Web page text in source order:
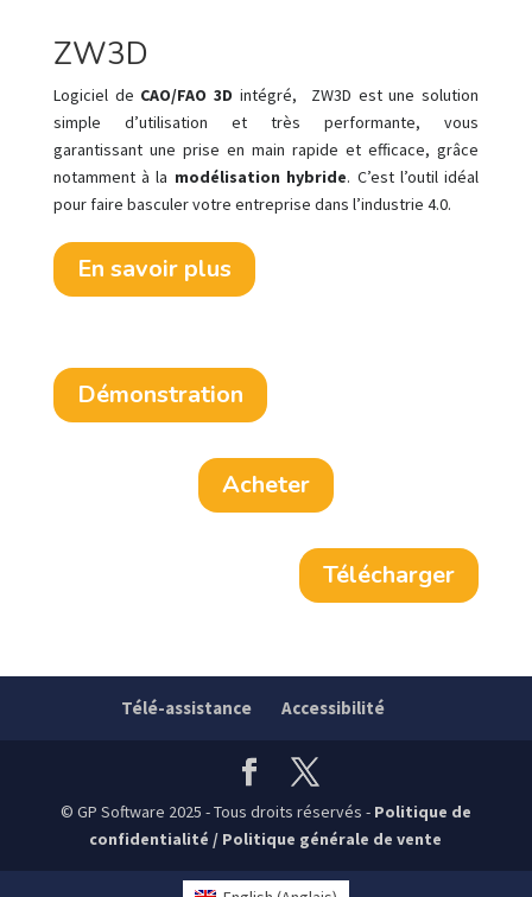
ZW3D
Logiciel de CAO/FAO 3D intégré, ZW3D est une solution
simple d’utilisation et très performante, vous
garantissant une prise en main rapide et efficace, grâce
notamment à la modélisation hybride. C’est l’outil idéal
pour faire basculer votre entreprise dans l’industrie 4.0.
En savoir plus
Démonstration
Acheter
Télécharger
Télé-assistance Accessibilité
© GP Software 2025 - Tous droits réservés - Politique de
confidentialité / Politique générale de vente